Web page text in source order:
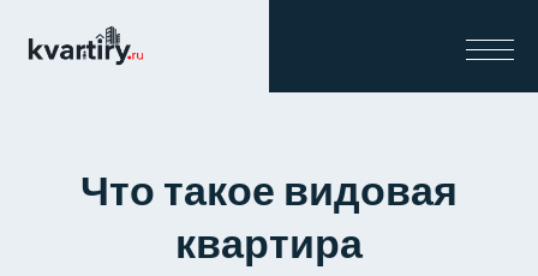
Что такое видовая
квартира